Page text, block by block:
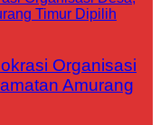
Organisasi
Amurang